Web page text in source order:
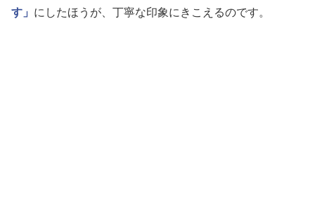
す」 にしたほうが、丁寧な印象にきこえるのです。